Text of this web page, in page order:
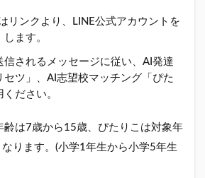
リンクより、LINE公式アカウントを
します。
信されるメッセージに従い、AI発達
セツ」、AI志望校マッチング「ぴた
ださい。
は7歳から15歳、ぴたりこは対象年
ります。(小学1年生から小学5年生